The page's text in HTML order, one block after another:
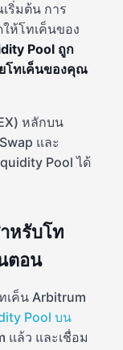
ริ่มต้น การ
ห้โทเค็นของ
Pool ถูก
โทเค็นของคุณ
หลักบน
และ
Pool ได้
หรับโท
ตอน
เค็น Arbitrum
Pool บน
แล้ว และเชื่อม